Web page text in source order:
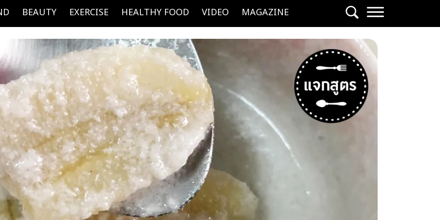
BEAUTY EXERCISE HEALTHY FOOD VIDEO MAGAZINE